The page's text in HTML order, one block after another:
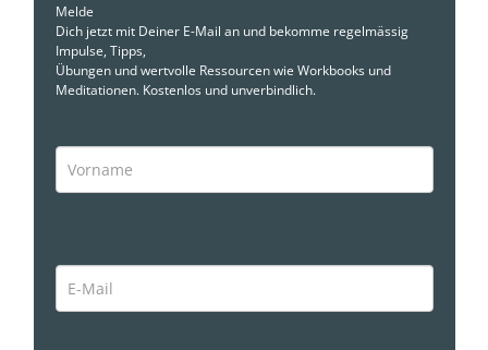
Melde
Dich jetzt mit Deiner E-Mail an und bekomme regelmässig
Impulse, Tipps,
Übungen und wertvolle Ressourcen wie Workbooks und
Meditationen. Kostenlos und unverbindlich.